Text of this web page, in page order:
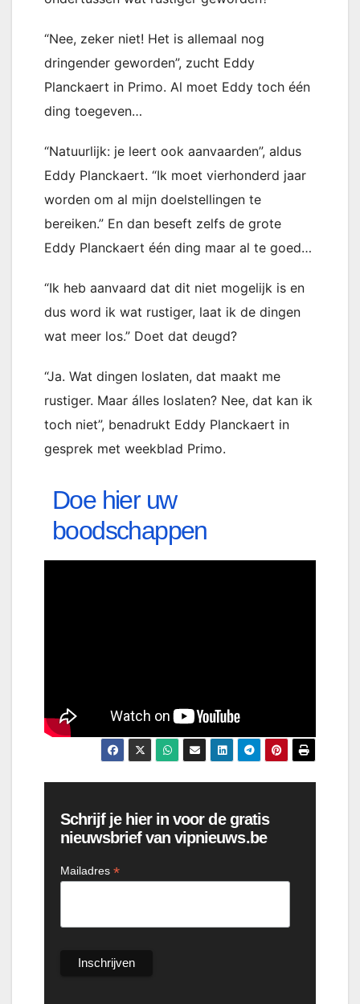
“Nee, zeker niet! Het is allemaal nog
dringender geworden”, zucht Eddy
Planckaert in Primo. Al moet Eddy toch één
ding toegeven…
“Natuurlijk: je leert ook aanvaarden”, aldus
Eddy Planckaert. “Ik moet vierhonderd jaar
worden om al mijn doelstellingen te
bereiken.” En dan beseft zelfs de grote
Eddy Planckaert één ding maar al te goed…
“Ik heb aanvaard dat dit niet mogelijk is en
dus word ik wat rustiger, laat ik de dingen
wat meer los.” Doet dat deugd?
“Ja. Wat dingen loslaten, dat maakt me
rustiger. Maar álles loslaten? Nee, dat kan ik
toch niet”, benadrukt Eddy Planckaert in
gesprek met weekblad Primo.
Doe hier uw
boodschappen
Schrijf je hier in voor de gratis
nieuwsbrief van vipnieuws.be
Mailadres *